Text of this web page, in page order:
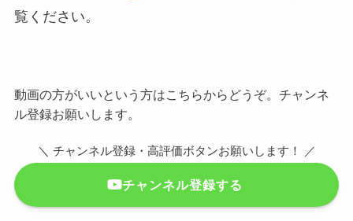
覧ください。
動画の方がいいという方はこちらからどうぞ。チャンネ
ル登録お願いします。
＼ チャンネル登録・高評価ボタンお願いします！ ／
チャンネル登録する